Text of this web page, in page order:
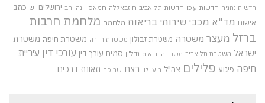
חדשות נתניה חדשות עכו חדשות תל אביב חיזבאללה חמאס יונה יהב ירושלים יש כתב
אישום מד"א מכבי שירותי בריאות מלחמה מלחמת חרבות
ברזל מעצר משטרה משטרת זבולון משטרת חדרה משטרת חיפה משטרת
ישראל משטרת תל אביב משרד הבריאות נדל"ן סמים עורך דין עורכי דין עיריית
חיפה פיגוע פלילים צה"ל רועי לוי רצח שריפה תאונת דרכים